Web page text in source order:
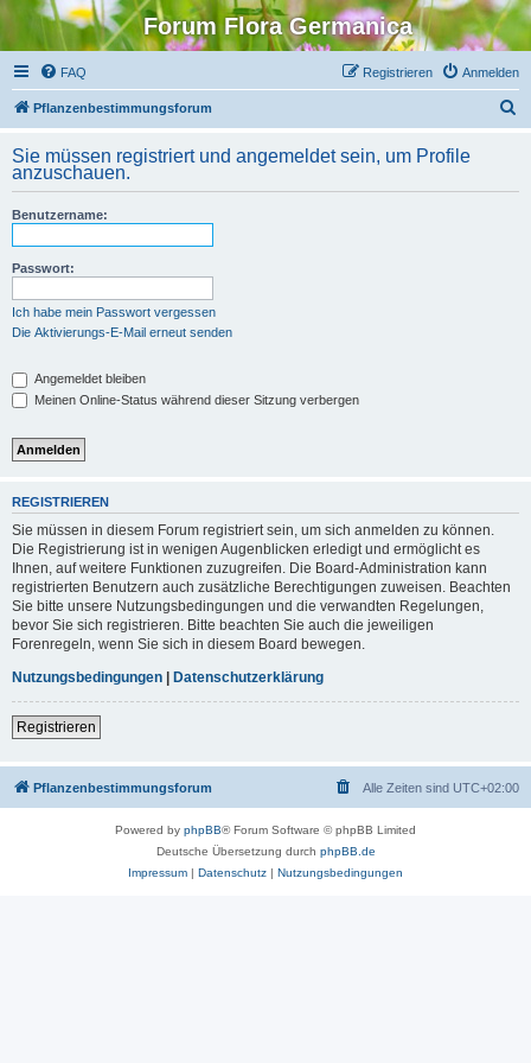
Forum Flora Germanica
FAQ Anmelden
Registrieren
Pflanzenbestimmungsforum
h
Sie müssen registriert und angemeldet sein, um Profile
anzuschauen.
Benutzername:
Passwort:
Ich habe mein Passwort vergessen
Die Aktivierungs-E-Mail erneut senden
Angemeldet bleiben
Meinen Online-Status während dieser Sitzung verbergen
REGISTRIEREN
Sie müssen in diesem Forum registriert sein, um sich anmelden zu können.
Die Registrierung ist in wenigen Augenblicken erledigt und ermöglicht es
Ihnen, auf weitere Funktionen zuzugreifen. Die Board-Administration kann
registrierten Benutzern auch zusätzliche Berechtigungen zuweisen. Beachten
Sie bitte unsere Nutzungsbedingungen und die verwandten Regelungen,
bevor Sie sich registrieren. Bitte beachten Sie auch die jeweiligen
Forenregeln, wenn Sie sich in diesem Board bewegen.
Nutzungsbedingungen | Datenschutzerklärung
Registrieren
Pflanzenbestimmungsforum Alle Zeiten sind UTC+02:00
Powered by phpBB® Forum Software © phpBB Limited
Deutsche Übersetzung durch phpBB.de
Impressum | Datenschutz | Nutzungsbedingungen